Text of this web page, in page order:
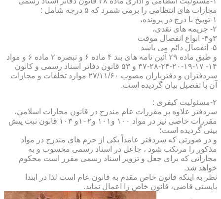
مجازات های انتظامی را برمی شمرد که ۵ درجه شامل :
۱-توبیخ با درج در پرونده،
۲- جریمه های نقدی،
۳و۴- انواع انفصال موقت
۵- انفصال دائم می باشد
و طبق ماده ۲۹ آئین نامه های بند ۴ ماده ۶ و تبصره ۲ ماده ۶ و مواد
۱۴- ۱۷-۱۹-۲۰-۲۴-۲۸-۳۷ و ۵۳ قانون دفاتر اسناد رسمی و کانون
سردفتران و دفتریاران مصوب ۲۷/۱۱/۶۰ موارد تخلفات و مجازات
آن با تفصیل بیان گردیده است.
۲-مسئولیت کیفری :
سردفتر علاوه بر مقررات عام مندرج در قانون مجازات اسلامی،
مقررات خاصی نیز در مواد ۱۰۰ و۱۰۱ و۱۰۲و ۱۰۳ قانون ثبت پیش
بینی گردیده است؛
و در صورتی که سردفتر عامداً یکی از جرم های مندرج در مواد
مذکور را مرتکب شود ، جاعل در اسناد رسمی محسوب و به
مجازاتی که برای جعل و تزویر اسناد رسمی مقرر است محکوم
خواهد شد.
نظر به اینکه قانون خاص مقدم به قانون عام است لذا در ابتدا
بایستی قاضی، قانون خاص را اعمال نماید.